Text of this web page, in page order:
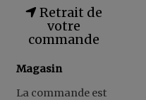
Retrait de
votre
commande
Magasin
La commande est